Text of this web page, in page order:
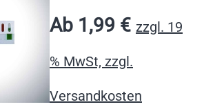
Ab 1,99 € zzgl. 19
% MwSt, zzgl.
Versandkosten